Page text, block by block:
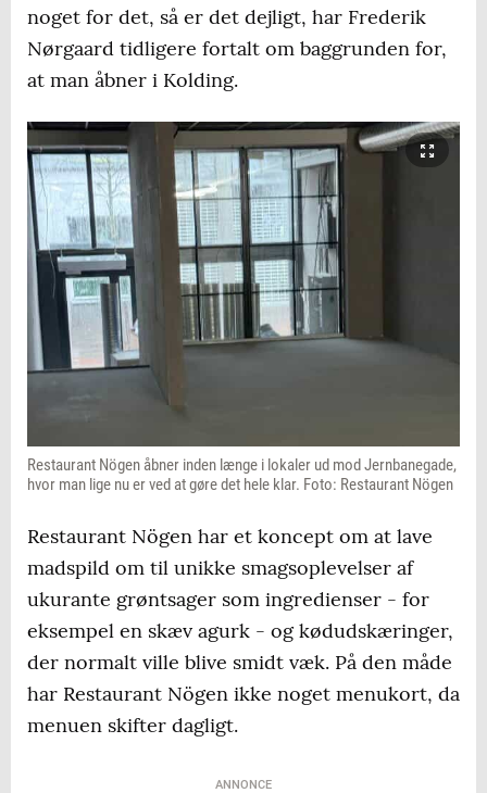
noget for det, så er det dejligt, har Frederik
Nørgaard tidligere fortalt om baggrunden for,
at man åbner i Kolding.
Restaurant Nögen åbner inden længe i lokaler ud mod Jernbanegade,
hvor man lige nu er ved at gøre det hele klar. Foto: Restaurant Nögen
Restaurant Nögen har et koncept om at lave
madspild om til unikke smagsoplevelser af
ukurante grøntsager som ingredienser - for
eksempel en skæv agurk - og kødudskæringer,
der normalt ville blive smidt væk. På den måde
har Restaurant Nögen ikke noget menukort, da
menuen skifter dagligt.
ANNONCE